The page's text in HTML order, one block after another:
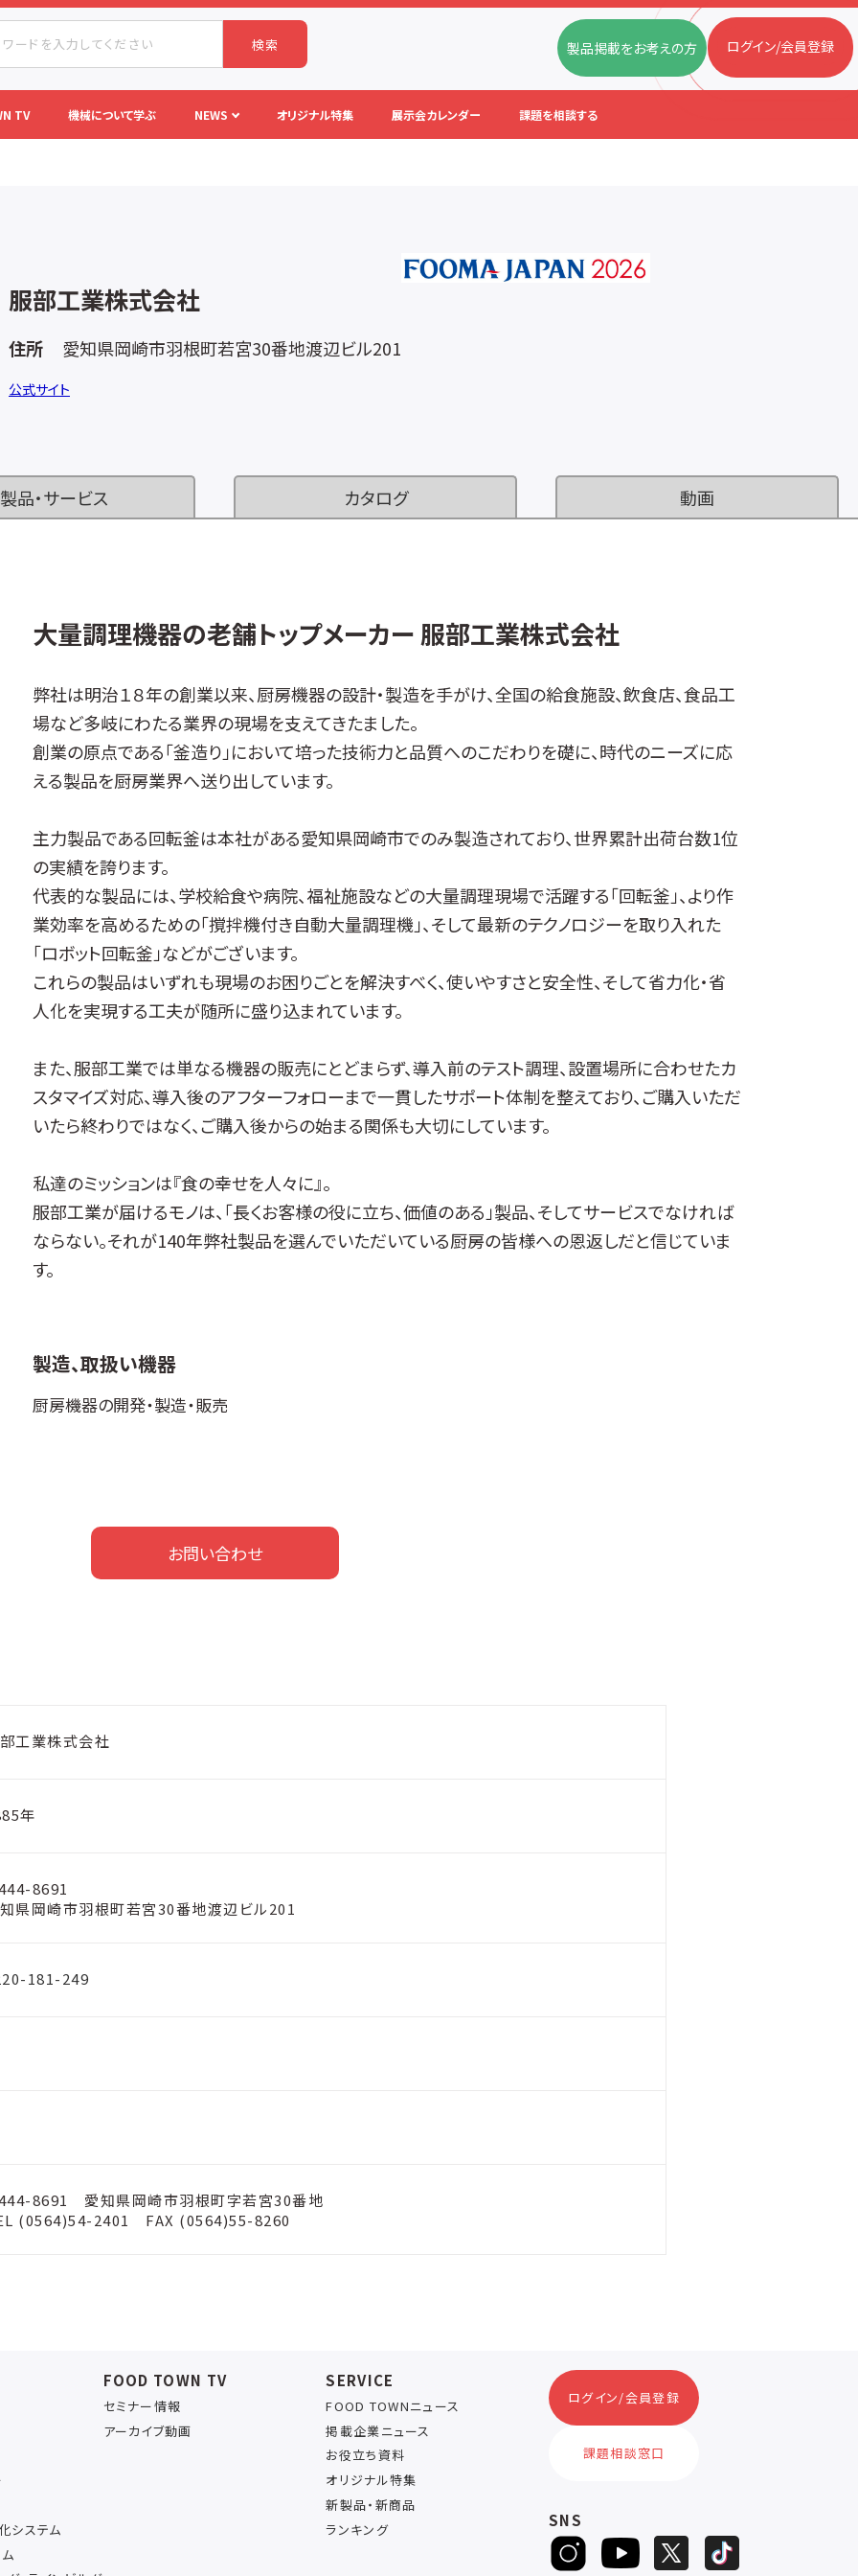
検索 製品掲載をお考えの方 ログイン/会員登録
TV 機械について学ぶ NEWS オリジナル特集 展示会カレンダー 課題を相談する
服部工業株式会社
住所 愛知県岡崎市羽根町若宮30番地渡辺ビル201
公式サイト
製品・サービス カタログ 動画
大量調理機器の老舗トップメーカー 服部工業株式会社
弊社は明治１８年の創業以来、厨房機器の設計・製造を手がけ、全国の給食施設、飲食店、食品工
場など多岐にわたる業界の現場を支えてきたました。
創業の原点である「釜造り」において培った技術力と品質へのこだわりを礎に、時代のニーズに応
える製品を厨房業界へ送り出しています。
主力製品である回転釜は本社がある愛知県岡崎市でのみ製造されており、世界累計出荷台数1位
の実績を誇ります。
代表的な製品には、学校給食や病院、福祉施設などの大量調理現場で活躍する「回転釜」、より作
業効率を高めるための「撹拌機付き自動大量調理機」、そして最新のテクノロジーを取り入れた
「ロボット回転釜」などがございます。
これらの製品はいずれも現場のお困りごとを解決すべく、使いやすさと安全性、そして省力化・省
人化を実現する工夫が随所に盛り込まれています。
また、服部工業では単なる機器の販売にとどまらず、導入前のテスト調理、設置場所に合わせたカ
スタマイズ対応、導入後のアフターフォローまで一貫したサポート体制を整えており、ご購入いただ
いたら終わりではなく、ご購入後からの始まる関係も大切にしています。
私達のミッションは『食の幸せを人々に』。
服部工業が届けるモノは、「長くお客様の役に立ち、価値のある」製品、そしてサービスでなければ
ならない。それが140年弊社製品を選んでいただいている厨房の皆様への恩返しだと信じていま
す。
製造、取扱い機器
厨房機器の開発・製造・販売
お問い合わせ
工業株式会社
年
8691
県岡崎市羽根町若宮30番地渡辺ビル201
181-249
8691 愛知県岡崎市羽根町字若宮30番地
(0564)54-2401 FAX (0564)55-8260
システム
FOOD TOWN TV
セミナー情報
アーカイブ動画
SERVICE
FOOD TOWNニュース
掲載企業ニュース
お役立ち資料
オリジナル特集
新製品・新商品
ランキング
ログイン/会員登録
課題相談窓口
SNS